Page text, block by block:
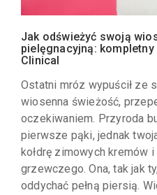
Jak odświeżyć swoją
pielęgnacyjną:
Clinical
Ostatni mróz wypuścił ze
wiosenna świeżość,
oczekiwaniem. Przyroda
pierwsze pąki, jednak
kołdrę zimowych kremów
grzewczego. Ona, tak jak
oddychać pełną piersią.